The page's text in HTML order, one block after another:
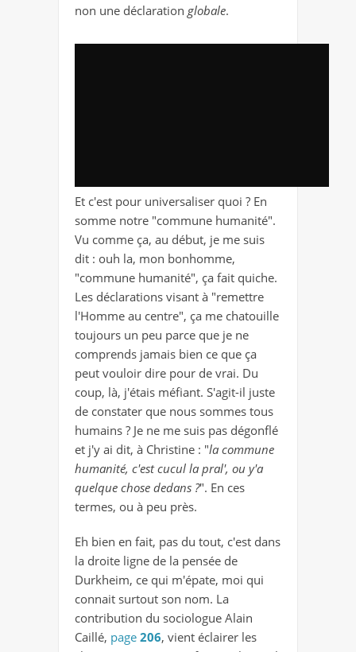
non une déclaration globale.
Et c'est pour universaliser quoi ? En
somme notre "commune humanité".
Vu comme ça, au début, je me suis
dit : ouh la, mon bonhomme,
"commune humanité", ça fait quiche.
Les déclarations visant à "remettre
l'Homme au centre", ça me chatouille
toujours un peu parce que je ne
comprends jamais bien ce que ça
peut vouloir dire pour de vrai. Du
coup, là, j'étais méfiant. S'agit-il juste
de constater que nous sommes tous
humains ? Je ne me suis pas dégonflé
et j'y ai dit, à Christine : "la commune
humanité, c'est cucul la pral', ou y'a
quelque chose dedans ?". En ces
termes, ou à peu près.
Eh bien en fait, pas du tout, c'est dans
la droite ligne de la pensée de
Durkheim, ce qui m'épate, moi qui
connait surtout son nom. La
contribution du sociologue Alain
Caillé, page 206, vient éclairer les